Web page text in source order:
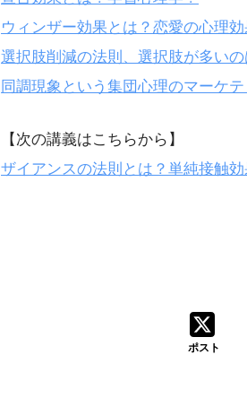
ウィンザー効果とは？恋愛の心理効
選択肢削減の法則、選択肢が多い
同調現象という集団心理のマーケ
【次の講義はこちらから】
ザイアンスの法則とは？単純接触効
ポスト